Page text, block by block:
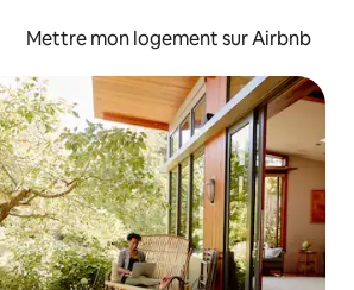
Mettre mon logement sur Airbnb